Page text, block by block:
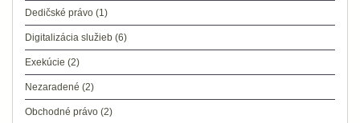
Dedičské právo (1)
Digitalizácia služieb (6)
Exekúcie (2)
Nezaradené (2)
Obchodné právo (2)